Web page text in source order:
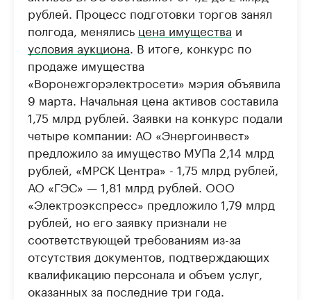
рублей. Процесс подготовки торгов занял
полгода, менялись цена имущества и
условия аукциона . В итоге, конкурс по
продаже имущества
«Воронежгорэлектросети» мэрия объявила
9 марта. Начальная цена активов составила
1,75 млрд рублей. Заявки на конкурс подали
четыре компании: АО «Энергоинвест»
предложило за имущество МУПа 2,14 млрд
рублей, «МРСК Центра» - 1,75 млрд рублей,
АО «ГЭС» — 1,81 млрд рублей. ООО
«Электроэкспресс» предложило 1,79 млрд
рублей, но его заявку признали не
соответствующей требованиям из-за
отсутствия документов, подтверждающих
квалификацию персонала и объем услуг,
оказанных за последние три года.